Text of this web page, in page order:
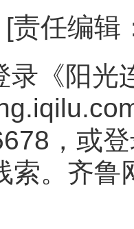
[责任编辑
录《阳光
，或
索。齐鲁